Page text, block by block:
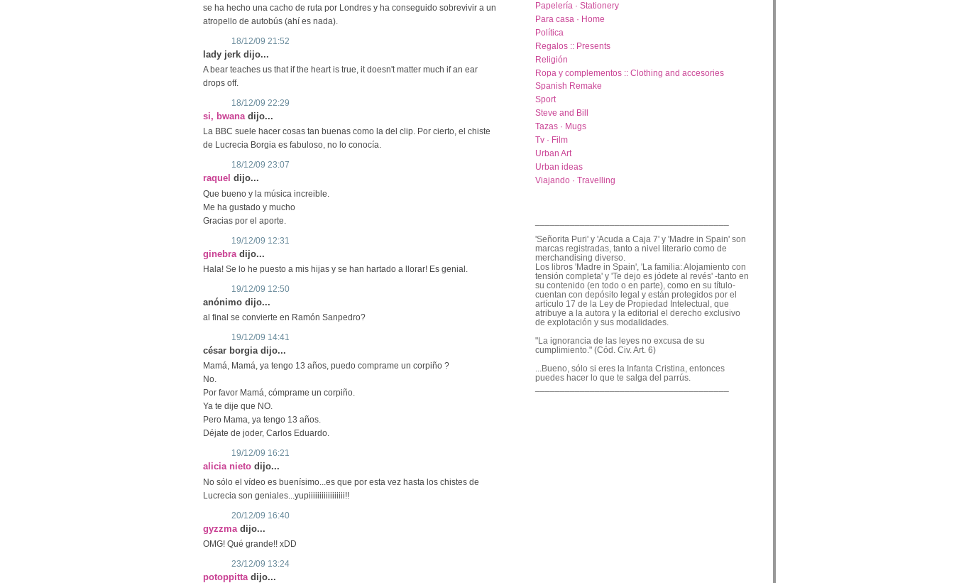
se ha hecho una cacho de ruta por Londres y ha conseguido sobrevivir a un
atropello de autobús (ahí es nada).
18/12/09 21:52
lady jerk dijo...
A bear teaches us that if the heart is true, it doesn't matter much if an ear
drops off.
18/12/09 22:29
si, bwana dijo...
La BBC suele hacer cosas tan buenas como la del clip. Por cierto, el chiste
de Lucrecia Borgia es fabuloso, no lo conocía.
18/12/09 23:07
raquel dijo...
Que bueno y la música increible.
Me ha gustado y mucho
Gracias por el aporte.
19/12/09 12:31
ginebra dijo...
Hala! Se lo he puesto a mis hijas y se han hartado a llorar! Es genial.
19/12/09 12:50
anónimo dijo...
al final se convierte en Ramón Sanpedro?
19/12/09 14:41
césar borgia dijo...
Mamá, Mamá, ya tengo 13 años, puedo comprame un corpiño ?
No.
Por favor Mamá, cómprame un corpiño.
Ya te dije que NO.
Pero Mama, ya tengo 13 años.
Déjate de joder, Carlos Eduardo.
19/12/09 16:21
alicia nieto dijo...
No sólo el vídeo es buenísimo...es que por esta vez hasta los chistes de
Lucrecia son geniales...yupiiiiiiiiiiiiiiiii!!
20/12/09 16:40
gyzzma dijo...
OMG! Qué grande!! xDD
23/12/09 13:24
potoppitta dijo...
Papelería · Stationery
Para casa · Home
Política
Regalos :: Presents
Religión
Ropa y complementos :: Clothing and accesories
Spanish Remake
Sport
Steve and Bill
Tazas · Mugs
Tv · Film
Urban Art
Urban ideas
Viajando · Travelling
'Señorita Puri' y 'Acuda a Caja 7' y 'Madre in Spain' son
marcas registradas, tanto a nivel literario como de
merchandising diverso.
Los libros 'Madre in Spain', 'La familia: Alojamiento con
tensión completa' y 'Te dejo es jódete al revés' -tanto en
su contenido (en todo o en parte), como en su título-
cuentan con depósito legal y están protegidos por el
artículo 17 de la Ley de Propiedad Intelectual, que
atribuye a la autora y la editorial el derecho exclusivo
de explotación y sus modalidades.
"La ignorancia de las leyes no excusa de su
cumplimiento." (Cód. Civ. Art. 6)
...Bueno, sólo si eres la Infanta Cristina, entonces
puedes hacer lo que te salga del parrús.